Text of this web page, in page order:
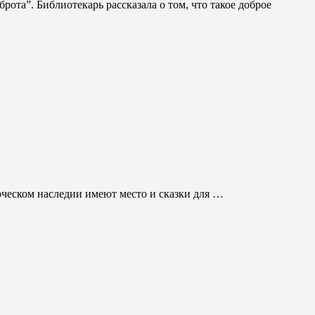
Библиотекарь рассказала о том, что такое доброе
наследии имеют место и сказки для …